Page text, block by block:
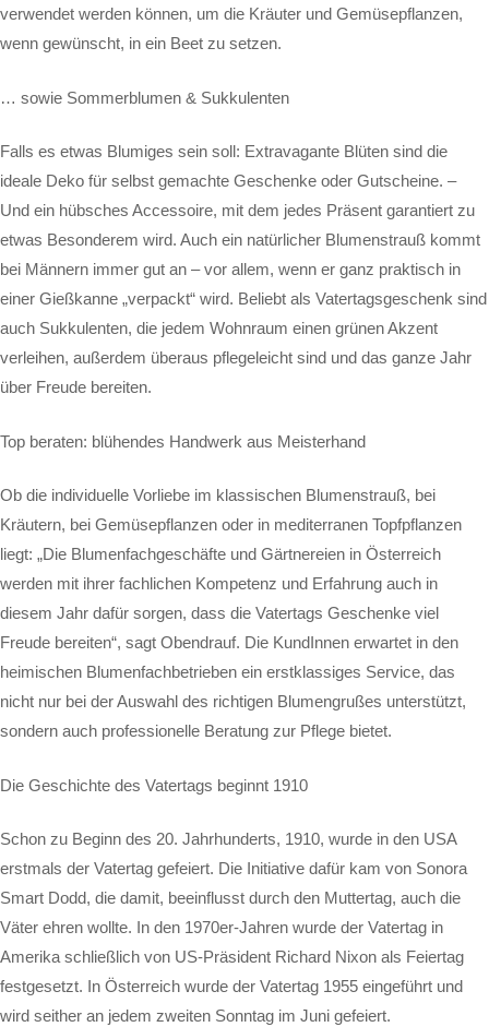
verwendet werden können, um die Kräuter und Gemüsepflanzen,
wenn gewünscht, in ein Beet zu setzen.
… sowie Sommerblumen & Sukkulenten
Falls es etwas Blumiges sein soll: Extravagante Blüten sind die
ideale Deko für selbst gemachte Geschenke oder Gutscheine. –
Und ein hübsches Accessoire, mit dem jedes Präsent garantiert zu
etwas Besonderem wird. Auch ein natürlicher Blumenstrauß kommt
bei Männern immer gut an – vor allem, wenn er ganz praktisch in
einer Gießkanne „verpackt“ wird. Beliebt als Vatertagsgeschenk sind
auch Sukkulenten, die jedem Wohnraum einen grünen Akzent
verleihen, außerdem überaus pflegeleicht sind und das ganze Jahr
über Freude bereiten.
Top beraten: blühendes Handwerk aus Meisterhand
Ob die individuelle Vorliebe im klassischen Blumenstrauß, bei
Kräutern, bei Gemüsepflanzen oder in mediterranen Topfpflanzen
liegt: „Die Blumenfachgeschäfte und Gärtnereien in Österreich
werden mit ihrer fachlichen Kompetenz und Erfahrung auch in
diesem Jahr dafür sorgen, dass die Vatertags Geschenke viel
Freude bereiten“, sagt Obendrauf. Die KundInnen erwartet in den
heimischen Blumenfachbetrieben ein erstklassiges Service, das
nicht nur bei der Auswahl des richtigen Blumengrußes unterstützt,
sondern auch professionelle Beratung zur Pflege bietet.
Die Geschichte des Vatertags beginnt 1910
Schon zu Beginn des 20. Jahrhunderts, 1910, wurde in den USA
erstmals der Vatertag gefeiert. Die Initiative dafür kam von Sonora
Smart Dodd, die damit, beeinflusst durch den Muttertag, auch die
Väter ehren wollte. In den 1970er-Jahren wurde der Vatertag in
Amerika schließlich von US-Präsident Richard Nixon als Feiertag
festgesetzt. In Österreich wurde der Vatertag 1955 eingeführt und
wird seither an jedem zweiten Sonntag im Juni gefeiert.